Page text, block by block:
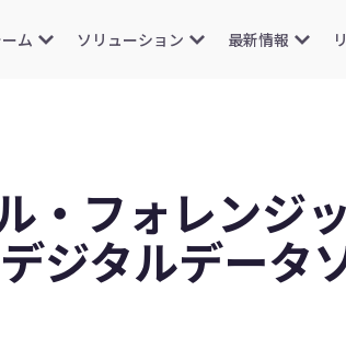
ム ソリューション 最新情報
・フォレンジ
ジタルデータ